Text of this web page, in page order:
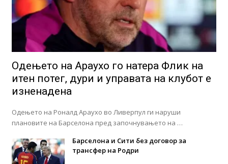
Одењето на Араухо го натера Флик на
итен потег, дури и управата на клубот е
изненадена
Одењето на Роналд Араухо во Ливерпул ги наруши
плановите на Барселона пред започнувањето на …
Барселона и Сити без договор за
трансфер на Родри